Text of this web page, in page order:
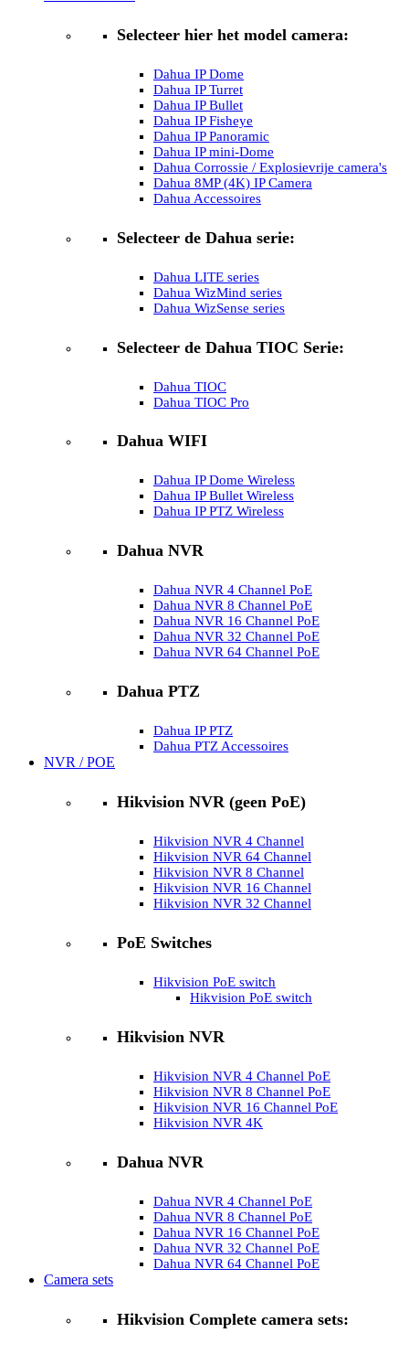
Selecteer hier het model camera:
Dahua IP Dome
Dahua IP Turret
Dahua IP Bullet
Dahua IP Fisheye
Dahua IP Panoramic
Dahua IP mini-Dome
Dahua Corrossie / Explosievrije camera's
Dahua 8MP (4K) IP Camera
Dahua Accessoires
Selecteer de Dahua serie:
Dahua LITE series
Dahua WizMind series
Dahua WizSense series
Selecteer de Dahua TIOC Serie:
Dahua TIOC
Dahua TIOC Pro
Dahua WIFI
Dahua IP Dome Wireless
Dahua IP Bullet Wireless
Dahua IP PTZ Wireless
Dahua NVR
Dahua NVR 4 Channel PoE
Dahua NVR 8 Channel PoE
Dahua NVR 16 Channel PoE
Dahua NVR 32 Channel PoE
Dahua NVR 64 Channel PoE
Dahua PTZ
Dahua IP PTZ
Dahua PTZ Accessoires
NVR / POE
Hikvision NVR (geen PoE)
Hikvision NVR 4 Channel
Hikvision NVR 64 Channel
Hikvision NVR 8 Channel
Hikvision NVR 16 Channel
Hikvision NVR 32 Channel
PoE Switches
Hikvision PoE switch
Hikvision PoE switch
Hikvision NVR
Hikvision NVR 4 Channel PoE
Hikvision NVR 8 Channel PoE
Hikvision NVR 16 Channel PoE
Hikvision NVR 4K
Dahua NVR
Dahua NVR 4 Channel PoE
Dahua NVR 8 Channel PoE
Dahua NVR 16 Channel PoE
Dahua NVR 32 Channel PoE
Dahua NVR 64 Channel PoE
Camera sets
Hikvision Complete camera sets: